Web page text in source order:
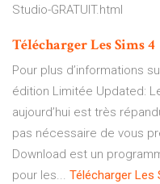
Studio-GRATUIT.html
TéléchargerLesSims4
Pour plus d’informations
édition Limitée Updated:
aujourd’hui est très
pas nécessaire de vous
Download est un
pour les... Télécharger Les